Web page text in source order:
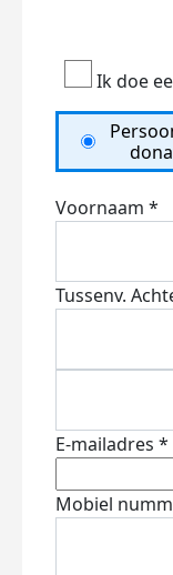
Ik doe
Voornaam *
Tussenv.
E-mailadres *
Mobiel